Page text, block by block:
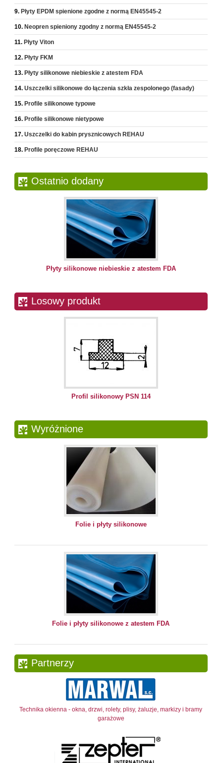
Płyty EPDM spienione zgodne z normą EN45545-2
Neopren spieniony zgodny z normą EN45545-2
Płyty Viton
Płyty FKM
Płyty silikonowe niebieskie z atestem FDA
Uszczelki silikonowe do łączenia szkła zespolonego (fasady)
Profile silikonowe typowe
Profile silikonowe nietypowe
Uszczelki do kabin prysznicowych REHAU
Profile poręczowe REHAU
Ostatnio dodany
Płyty silikonowe niebieskie z atestem FDA
Losowy produkt
Profil silikonowy PSN 114
Wyróżnione
Folie i płyty silikonowe
Folie i płyty silikonowe z atestem FDA
Partnerzy
Technika okienna - okna, drzwi, rolety, plisy, żaluzje, markizy i bramy
garażowe